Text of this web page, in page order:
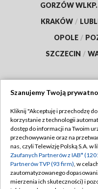
GORZÓW WLKP.
KRAKÓW /
OPOLE /
SZCZECIN /
Abonament TVP
Emisja w TVP
Centrum informacji TVP
Naziemna Telewizja
Szanujemy Twoją
Kliknij "Akceptuję i przechodzę
korzystanie z technologii
dostęp do informacji na Twoim
przechowywanie oraz na
nas, czyli Telewizję Polską S.A. w
Zaufanych Partnerów z IAB*
Partnerów TVP (93 firm), w
zautomatyzowanego
mierzenia ich skuteczności) i